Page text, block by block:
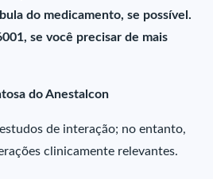
do medicamento, se possível.
se você precisar de mais
do Anestalcon
de interação; no entanto,
clinicamente relevantes.